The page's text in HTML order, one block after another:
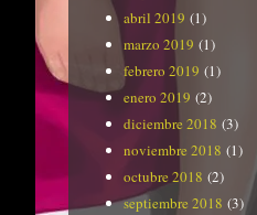
abril 2019 (1)
marzo 2019 (1)
febrero 2019 (1)
enero 2019 (2)
diciembre 2018 (3)
noviembre 2018 (1)
octubre 2018 (2)
septiembre 2018 (3)